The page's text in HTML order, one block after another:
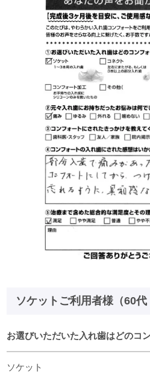
ソケットご利用者様（60代
お選びいただいた入れ歯はどのコ
ソケット